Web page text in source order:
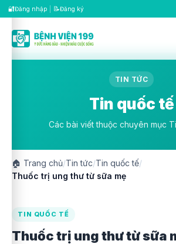
🔐Đăng nhập 📝Đăng ký
TIN TỨC
Tin quốc tế
Các bài viết thuộc chuyên mục
🏠 Trang chủ/Tin tức/Tin quốc tế/
Thuốc trị ung thư từ sữa mẹ
TIN QUỐC TẾ
Thuốc trị ung thư từ sữa